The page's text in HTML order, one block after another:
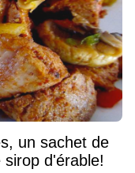
un sachet de
d'érable!